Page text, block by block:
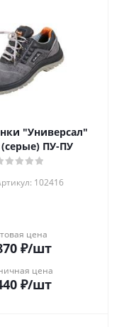
"Универсал"
ПУ-ПУ
102416
цена
₽/шт
цена
₽/шт